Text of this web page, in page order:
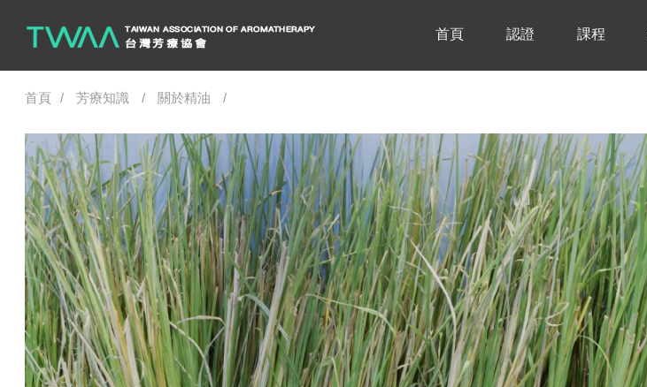
首頁 認證 課程
首頁 芳療知識 關於精油